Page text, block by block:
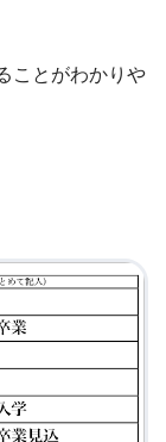
ことがわかりや